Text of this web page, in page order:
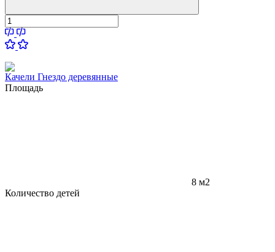
Качели Гнездо деревянные
Площадь
8 м2
Количество детей